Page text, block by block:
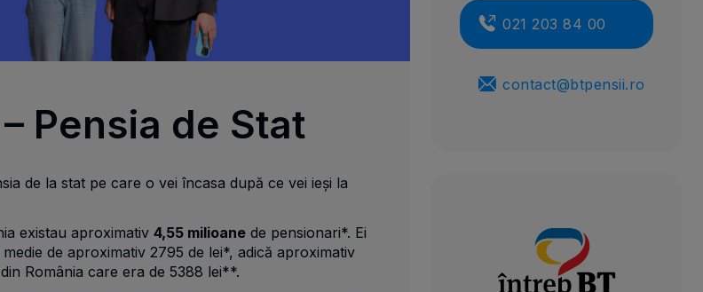
Pensia de Stat
de la stat pe care o vei încasa după ce vei ieși la
existau aproximativ 4,55 milioane de pensionari*. Ei
de aproximativ 2795 de lei*, adică aproximativ
România care era de 5388 lei**.
021 203 84 00
contact@btpensii.ro